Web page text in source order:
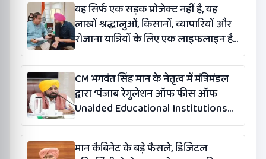
यह सिर्फ एक सड़क प्रोजेक्ट नहीं है, यह
लाखों श्रद्धालुओं, किसानों, व्यापारियों और
रोजाना यात्रियों के लिए एक लाइफलाइन है:
कंग
CM भगवंत सिंह मान के नेतृत्व में मंत्रिमंडल
द्वारा ‘पंजाब रेगुलेशन ऑफ फीस ऑफ
Unaided Educational Institutions
(संशोधन) विधेयक-2026’ पास
मान कैबिनेट के बड़े फैसले, डिजिटल